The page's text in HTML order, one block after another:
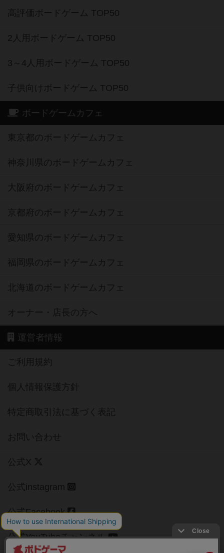
高評価ボードゲーム TOP50
2人用ボードゲーム TOP50
3～4人用ボードゲーム TOP50
子供向けボードゲーム TOP50
ボードゲームカフェ
東京都のボードゲームカフェ
神奈川県のボードゲームカフェ
大阪府のボードゲームカフェ
京都府のボードゲームカフェ
愛知県のボードゲームカフェ
福岡県のボードゲームカフェ
北海道のボードゲームカフェ
オーナー・店長の方へ
運営者情報
ご利用規約
個人情報保護方針
特定商取引法に基づく表記
お問い合わせ
公式X
公式instagram
公式Facebook
公式YouTubeチャンネル